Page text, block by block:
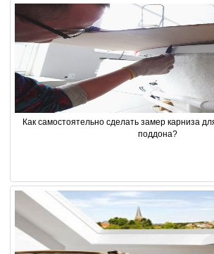
Как самостоятельно сделать замер карниза
поддона?